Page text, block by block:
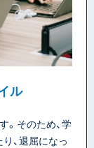
ル
。そのため、学
、退屈になっ